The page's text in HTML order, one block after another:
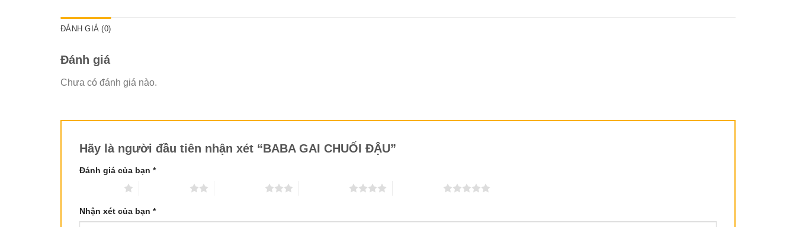
ĐÁNH GIÁ (0)
Đánh giá
Chưa có đánh giá nào.
Hãy là người đầu tiên nhận xét “BABA GAI CHUỐI ĐẬU”
Đánh giá của bạn *
Nhận xét của bạn *